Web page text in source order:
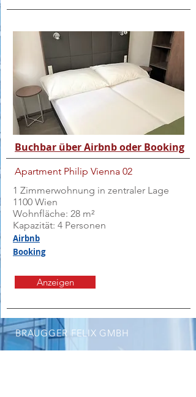
Buchbar über Airbnb oder Booking
Apartment Philip Vienna 02
1 Zimmerwohnung in zentraler Lage
1100 Wien
Wohnfläche: 28 m²
Kapazität: 4 Personen
Airbnb
Booking
Anzeigen
BRAUGGER FELIX GMBH